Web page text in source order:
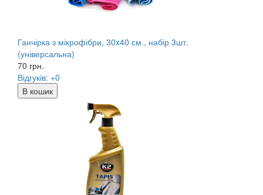
Ганчірка з мікрофібри, 30x40 см., набір 3шт.
(універсальна)
70 грн.
Відгуків: +0
В кошик